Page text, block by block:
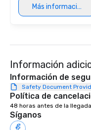
Más información
Información
Información de
Safety Document
Política de
48 horas antes de la llegada
Síganos